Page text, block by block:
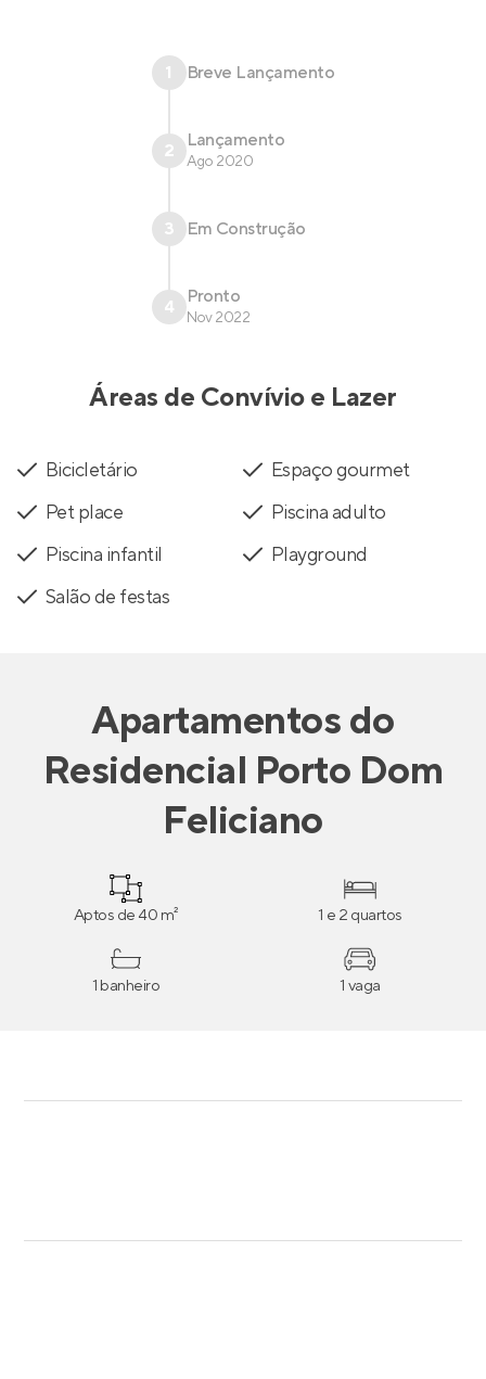
1 Breve Lançamento
2 Lançamento
Ago 2020
3 Em Construção
4 Pronto
Nov 2022
Áreas de Convívio e Lazer
Bicicletário
Espaço gourmet
Pet place
Piscina adulto
Piscina infantil
Playground
Salão de festas
Apartamentosdo
Residencial Porto Dom
Feliciano
Aptos de 40 m² 1 e 2 quartos
1 banheiro 1 vaga